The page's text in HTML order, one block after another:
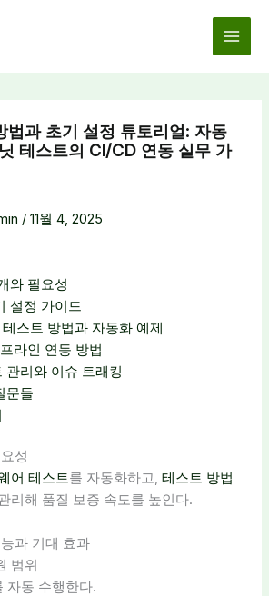
법과 초기 설정 튜토리얼: 자동
테스트의 CI/CD 연동 실무 가
/ 11월 4, 2025
와 필요성
설정 가이드
스트 방법과 자동화 예제
라인 연동 방법
관리와 이슈 트래킹
문들
성
어 테스트를 자동화하고, 테스트 방법
리해 품질 보증 속도를 높인다.
과 기대 효과
범위
자동 수행한다.